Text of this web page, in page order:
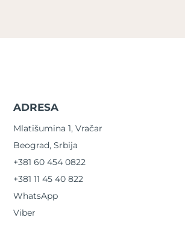
ADRESA
Mlatišumina 1, Vračar
Beograd, Srbija
+381 60 454 0822
+381 11 45 40 822
WhatsApp
Viber